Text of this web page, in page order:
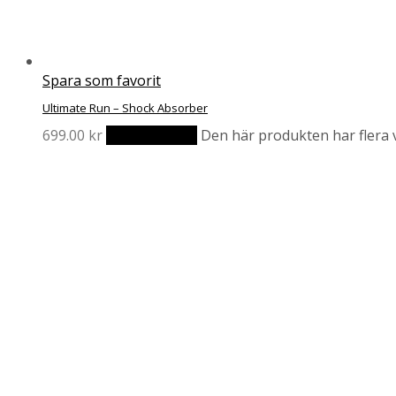
Spara som favorit
Ultimate Run – Shock Absorber
699.00 kr Den här produkten har flera